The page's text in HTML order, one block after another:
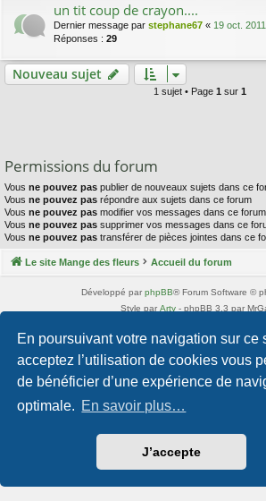
En poursuivant votre navigation sur ce
acceptez l’utilisation de cookies vous
de bénéficier d’une expérience de
optimale. En savoir plus…
J’accepte
un tit coup de crayon....
Dernier message par stephane67 « 19 oct.
Réponses : 29
Nouveau sujet
1 sujet • Page 1 sur 1
Permissions du forum
Vous ne pouvez pas publier de nouveaux sujets dans ce
Vous ne pouvez pas répondre aux sujets dans ce forum
Vous ne pouvez pas modifier vos messages dans ce forum
Vous ne pouvez pas supprimer vos messages dans ce
Vous ne pouvez pas transférer de pièces jointes dans ce
Le site Mange des fleurs Accueil du forum
Développé par phpBB® Forum Software ©
Style par Arty - phpBB 3.3 par
Confidentialité|Conditions